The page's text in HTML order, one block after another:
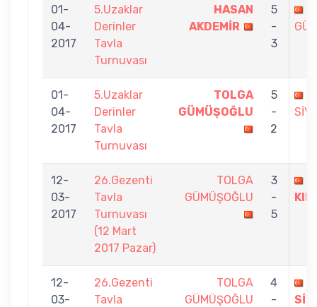
01-
04-
2017
5.Uzaklar
Derinler
Tavla
Turnuvası
HASAN
AKDEMİR
5
-
3
01-
04-
2017
5.Uzaklar
Derinler
Tavla
Turnuvası
TOLGA
GÜMÜŞOĞLU
5
-
2
12-
03-
2017
26.Gezenti
Tavla
Turnuvası
(12 Mart
2017 Pazar)
TOLGA
GÜMÜŞOĞLU
3
-
5
12-
03-
26.Gezenti
Tavla
TOLGA
GÜMÜŞOĞLU
4
-